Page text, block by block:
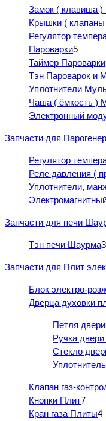
Замок ( клавиша
Крышки ( клапаны
Регулятор
Пароварки5
Таймер
Тэн Пароварок и
Уплотнители
Чаша ( ёмкость )
Электронный
Запчасти для
Регулятор
Реле давления (
Уплотнители,
Запчасти для печи
Тэн печи Шаурма3
Запчасти для Плит
Блок электро-
Дверца духовки
Петля
Ручка
Стекло
Клапан газ-
Кнопки Плит7
Кран газа Плиты4